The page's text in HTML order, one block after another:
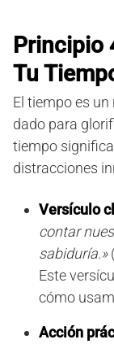
Principio
Tu
El tiempo es
dado para
tiempo
distracciones
Versículo
contar
sabiduría.»
Este
cómo
Acción